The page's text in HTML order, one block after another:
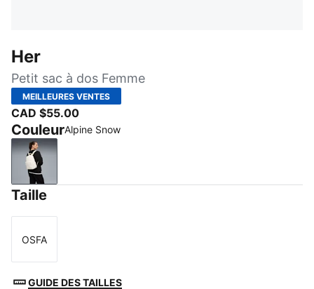
Her
Petit sac à dos Femme
MEILLEURES VENTES
CAD $55.00
CouleurAlpine Snow
Alpine Snow
Taille
Taille
OSFA
GUIDE DES TAILLES